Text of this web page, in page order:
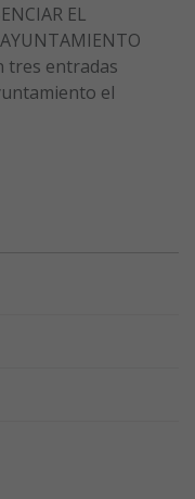
EL
AYUNTAMIENTO
tres entradas
el